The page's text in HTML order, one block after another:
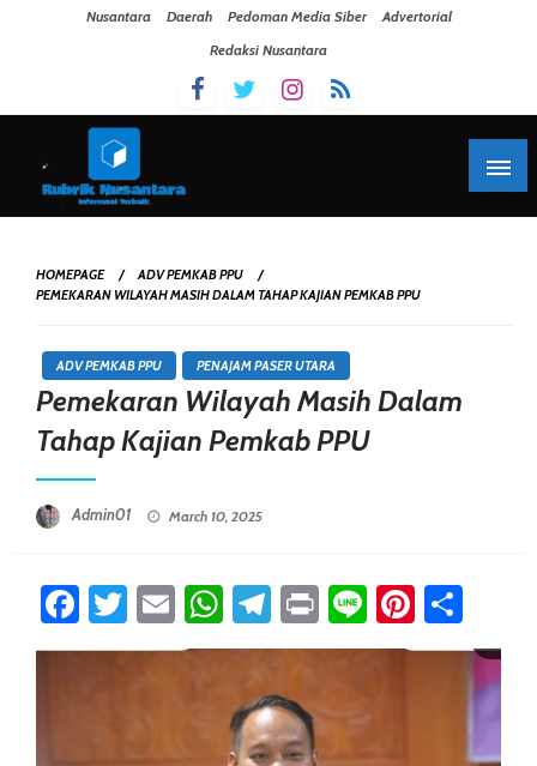
Nusantara Daerah Pedoman Media Siber
Advertorial
Redaksi Nusantara
HOMEPAGE
ADV PEMKAB PPU
PEMEKARAN WILAYAH MASIH DALAM TAHAP KAJIAN PEMKAB PPU
ADV PEMKAB PPU PENAJAM PASER UTARA
Pemekaran Wilayah Masih Dalam
Tahap Kajian Pemkab PPU
Admin01 March 10, 2025
Facebook
Twitter
EmailWhatsApp
Telegram
PrintLine